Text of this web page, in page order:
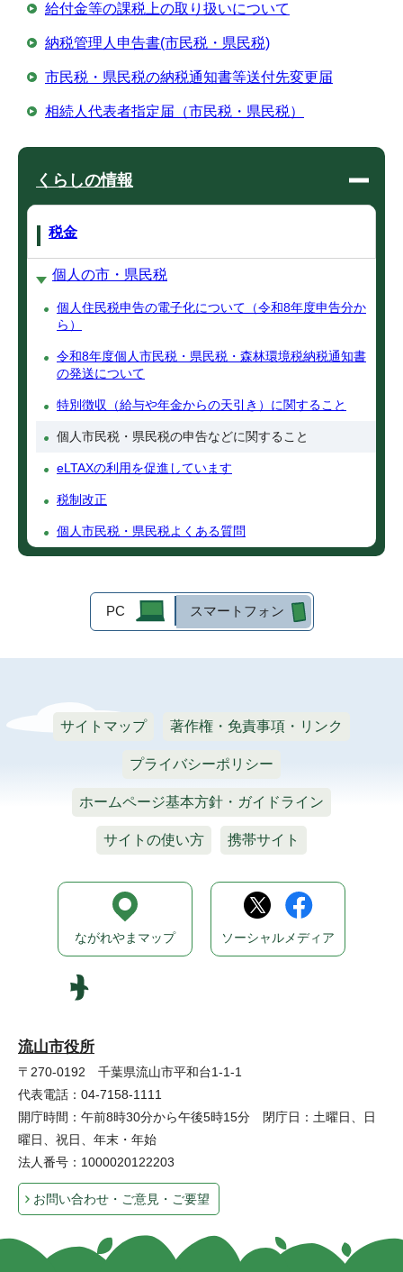
給付金等の課税上の取り扱いについて
納税管理人申告書(市民税・県民税)
市民税・県民税の納税通知書等送付先変更届
相続人代表者指定届（市民税・県民税）
くらしの情報
税金
個人の市・県民税
個人住民税申告の電子化について（令和8年度申告分か
ら）
令和8年度個人市民税・県民税・森林環境税納税通知書
の発送について
特別徴収（給与や年金からの天引き）に関すること
個人市民税・県民税の申告などに関すること
eLTAXの利用を促進しています
税制改正
個人市民税・県民税よくある質問
PC スマートフォン
サイトマップ 著作権・免責事項・リンク
プライバシーポリシー
ホームページ基本方針・ガイドライン
サイトの使い方 携帯サイト
流山市役所
〒270-0192 千葉県流山市平和台1-1-1
代表電話：04-7158-1111
開庁時間：午前8時30分から午後5時15分 閉庁日：土曜日、日
曜日、祝日、年末・年始
法人番号：1000020122203
お問い合わせ・ご意見・ご要望
ながれやまマップ ソーシャルメディア